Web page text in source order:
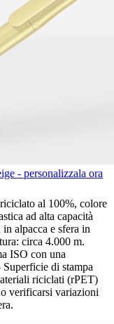
- personalizzala ora
al 100%, colore
ad alta capacità
alpacca e sfera in
circa 4.000 m.
ISO con una
di stampa
riciclati (rPET)
verificarsi variazioni